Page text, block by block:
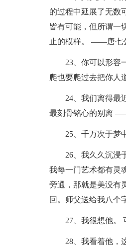
的过程中延展了无数
皆有可能，但所谓一
止的模样。 ——唐七
23、你可以形容
爬也要爬过去把你人
24、我们离得最
最刻骨铭心的别离
25、千万次于梦
26、我久久沉浸
我每一门艺术都有灵
旁通，那就是美没有
回。师父送给我八个
27、我很想他。
28、我看着他，